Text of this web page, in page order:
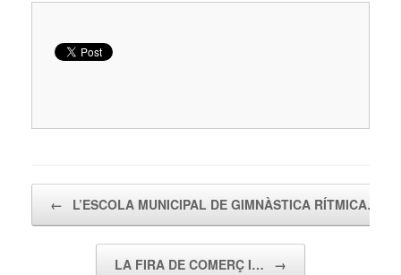
← L’ESCOLA MUNICIPAL DE GIMNÀSTICA RÍTMICA…
LA FIRA DE COMERÇ I… →